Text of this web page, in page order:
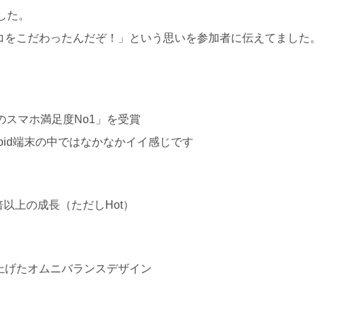
。
こだわったんだぞ！」という思いを参加者に伝えてました。
スマホ満足度No1」を受賞
端末の中ではなかなかイイ感じです
上の成長（ただしHot）
げたオムニバランスデザイン